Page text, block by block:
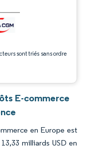
sont triés sans ordre
E-commerce
en Europe est
milliards USD en